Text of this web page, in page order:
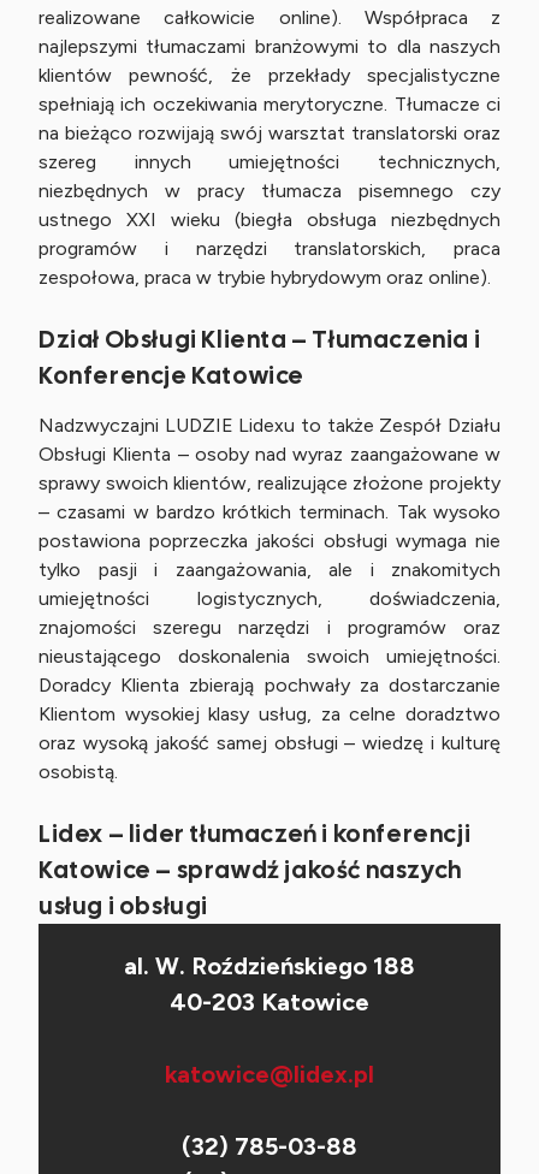
realizowane całkowicie online). Współpraca z
najlepszymi tłumaczami branżowymi to dla naszych
klientów pewność, że przekłady specjalistyczne
spełniają ich oczekiwania merytoryczne. Tłumacze ci
na bieżąco rozwijają swój warsztat translatorski oraz
szereg innych umiejętności technicznych,
niezbędnych w pracy tłumacza pisemnego czy
ustnego XXI wieku (biegła obsługa niezbędnych
programów i narzędzi translatorskich, praca
zespołowa, praca w trybie hybrydowym oraz online).
Dział Obsługi Klienta – Tłumaczenia i
Konferencje Katowice
Nadzwyczajni LUDZIE Lidexu to także Zespół Działu
Obsługi Klienta – osoby nad wyraz zaangażowane w
sprawy swoich klientów, realizujące złożone projekty
– czasami w bardzo krótkich terminach. Tak wysoko
postawiona poprzeczka jakości obsługi wymaga nie
tylko pasji i zaangażowania, ale i znakomitych
umiejętności logistycznych, doświadczenia,
znajomości szeregu narzędzi i programów oraz
nieustającego doskonalenia swoich umiejętności.
Doradcy Klienta zbierają pochwały za dostarczanie
Klientom wysokiej klasy usług, za celne doradztwo
oraz wysoką jakość samej obsługi – wiedzę i kulturę
osobistą.
Lidex – lider tłumaczeń i konferencji
Katowice – sprawdź jakość naszych
usług i obsługi
al. W. Roździeńskiego 188
40-203 Katowice
katowice@lidex.pl
(32) 785-03-88